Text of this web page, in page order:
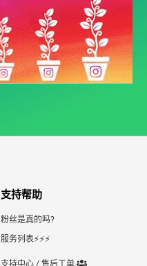
支持帮助
粉丝是真的吗?
服务列表⚡️⚡️⚡️
支持中心 / 售后工单